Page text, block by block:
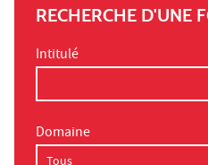
RECHERCHE D'UNE
Intitulé
Domaine